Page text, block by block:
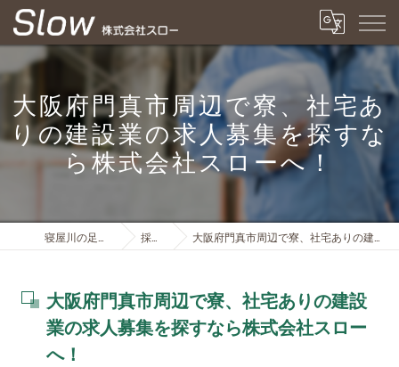
大阪府門真市周辺で寮、社宅あ
りの建設業の求人募集を探すな
ら株式会社スローへ！
採用ブログ 大阪府門真市周辺で寮、社宅ありの建設業の求人募集を探すなら株式会社スローへ！
大阪府門真市周辺で寮、社宅ありの建設
業の求人募集を探すなら株式会社スロー
へ！